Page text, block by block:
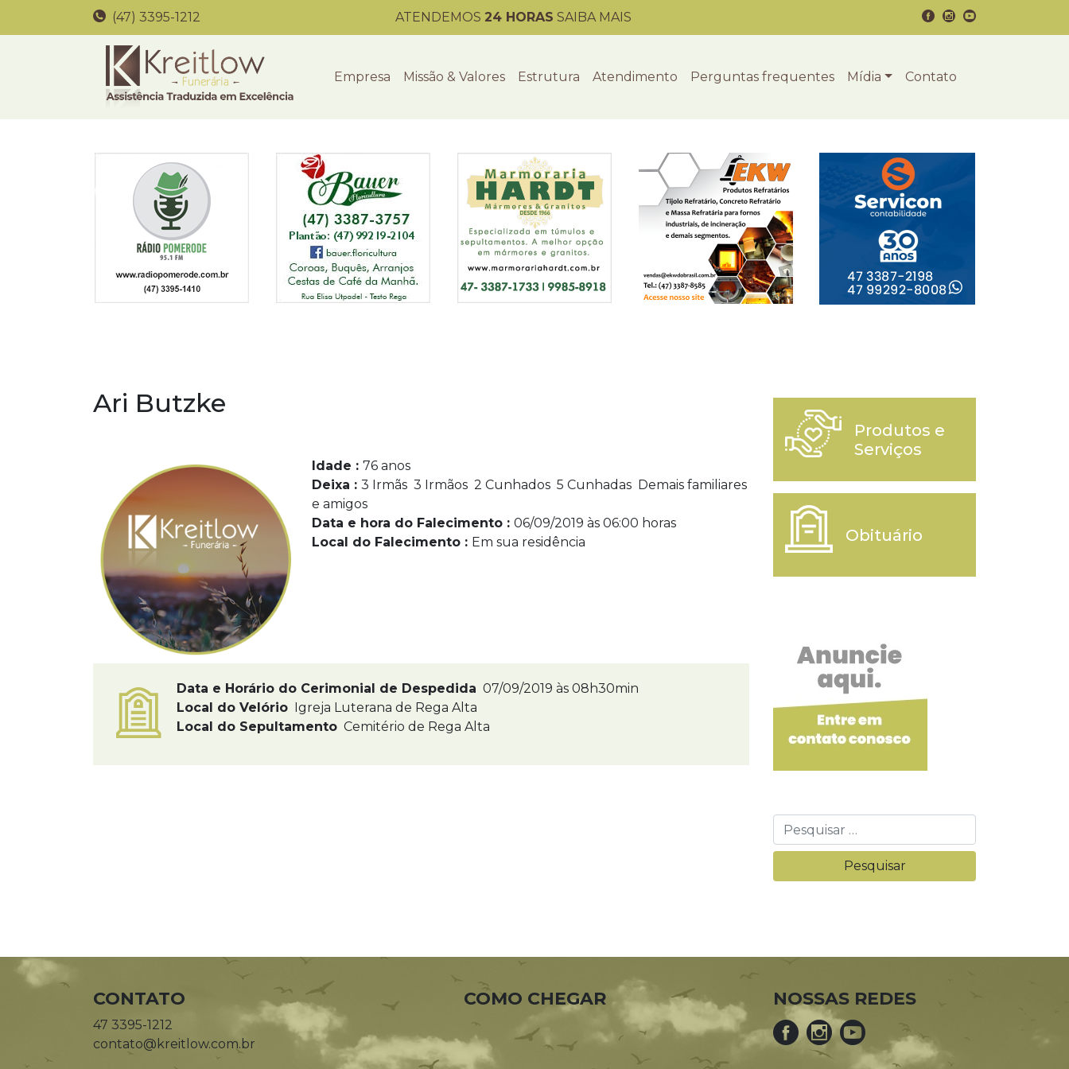
(47) 3395-1212 ATENDEMOS 24 HORAS SAIBA MAIS
Empresa Missão & Valores Estrutura Atendimento Perguntas frequentes Mídia Contato
Ari Butzke
Idade : 76 anos
Deixa : 3 Irmãs 3 Irmãos 2 Cunhados 5 Cunhadas Demais familiares
e amigos
Data e hora do Falecimento : 06/09/2019 às 06:00 horas
Local do Falecimento : Em sua residência
Data e Horário do Cerimonial de Despedida 07/09/2019 às 08h30min
Local do Velório Igreja Luterana de Rega Alta
Local do Sepultamento Cemitério de Rega Alta
Produtos e
Serviços
Obituário
CONTATO
47 3395-1212
contato@kreitlow.com.br
COMO CHEGAR NOSSAS REDES